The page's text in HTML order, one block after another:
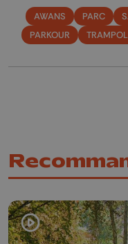
AWANS PARC
PARKOUR